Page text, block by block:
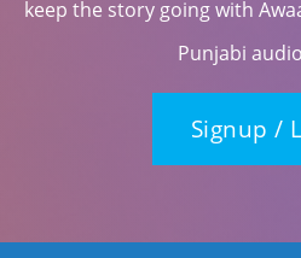
keep the story going with
Punjabi
Signup /